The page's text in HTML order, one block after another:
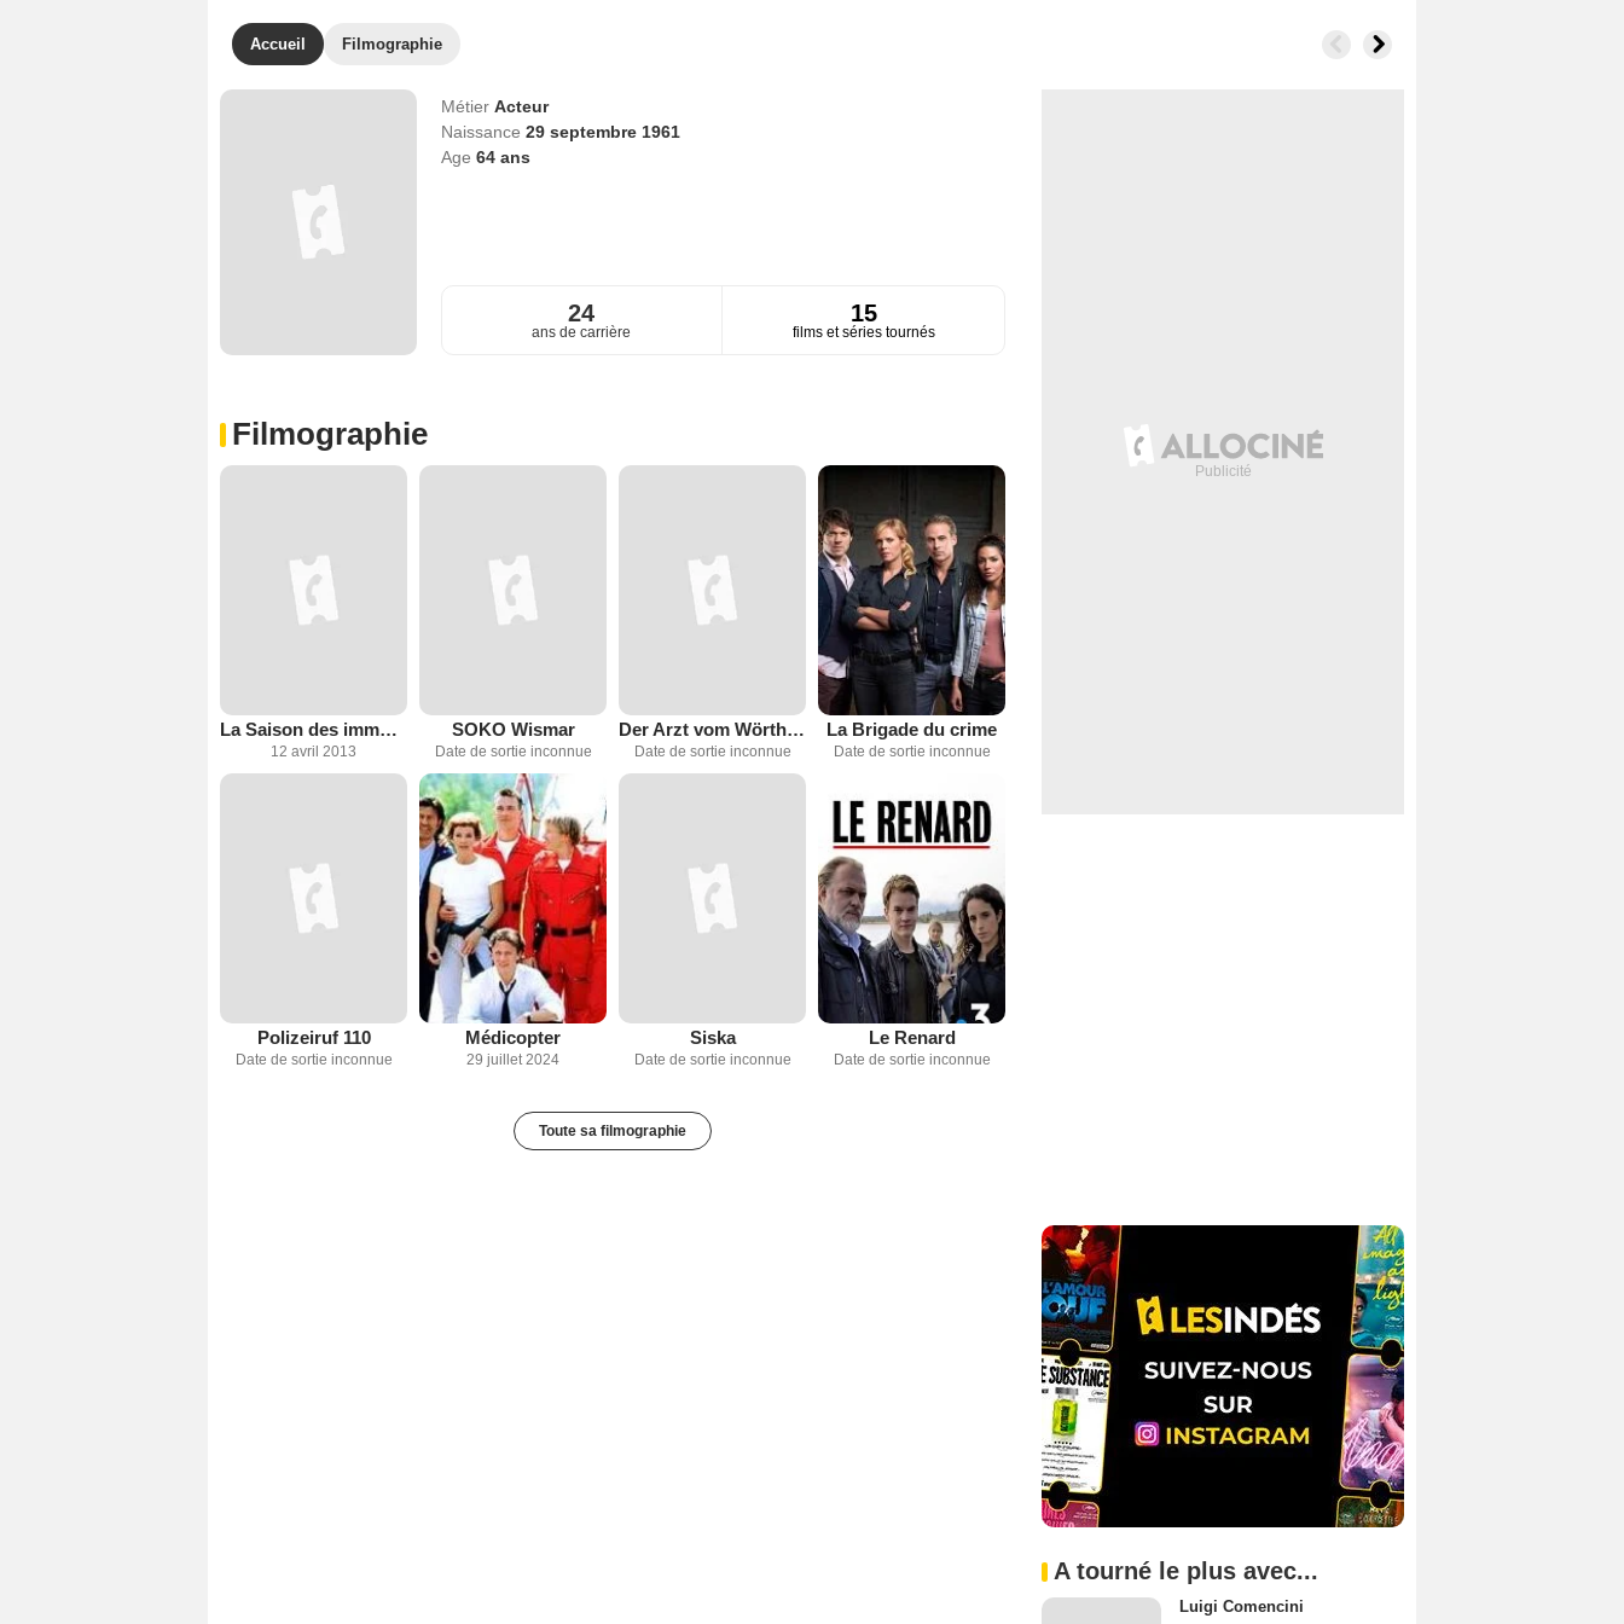
Accueil Filmographie
Métier Acteur
Naissance 29 septembre 1961
Age 64ans
24
ans de carrière
15
films et séries tournés
Filmographie
La Saison des immortelles
12 avril 2013
SOKO Wismar
Date de sortie inconnue
Der Arzt vom Wörthersee
Date de sortie inconnue
La Brigade du crime
Date de sortie inconnue
Polizeiruf 110
Date de sortie inconnue
Médicopter
29 juillet 2024
Siska
Date de sortie inconnue
Le Renard
Date de sortie inconnue
Toute sa filmographie
A tourné le plus avec...
Luigi Comencini